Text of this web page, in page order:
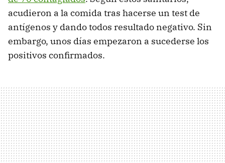
acudieron a la comida tras hacerse un test de
antígenos y dando todos resultado negativo. Sin
embargo, unos días empezaron a sucederse los
positivos confirmados.